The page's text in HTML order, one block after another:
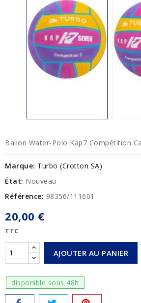
Ballon Water-Polo Kap7 Compétition
Marque: Turbo (Crotton SA)
État: Nouveau
Référence: 98356/111601
20,00 €
TTC
AJOUTER AU PANIER
disponible sous 48h